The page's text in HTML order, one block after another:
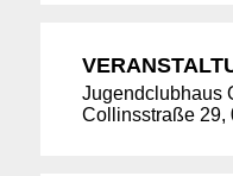
Jugendclubhaus
Collinsstraße 29,